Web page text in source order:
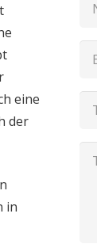
eine
der
in